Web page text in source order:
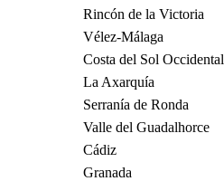
Rincón de la Victoria
Vélez-Málaga
Costa del Sol Occidental
La Axarquía
Serranía de Ronda
Valle del Guadalhorce
Cádiz
Granada